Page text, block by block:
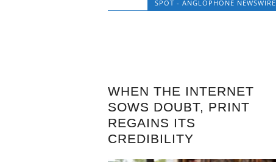
SPOT - ANGLOPHONE NEWSWIRE
WHEN THE INTERNET
SOWS DOUBT, PRINT
REGAINS ITS
CREDIBILITY